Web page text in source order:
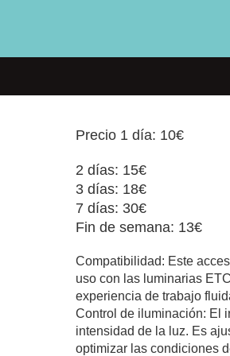
Precio 1 día: 10€
2 días: 15€
3 días: 18€
7 días: 30€
Fin de semana: 13€
Compatibilidad: Este
uso con las luminarias
experiencia de trabajo
Control de iluminación: El
intensidad de la luz. Es
optimizar las condiciones